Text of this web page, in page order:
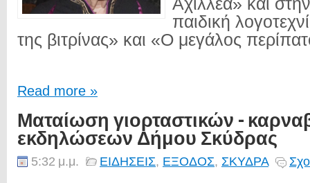
Αχιλλέα» και
παιδική
της βιτρίνας» και «Ο μεγάλος
Read more »
Ματαίωση γιορταστικών -
εκδηλώσεων Δήμου Σκύδρας
5:32 μ.μ. ΕΙΔΗΣΕΙΣ, ΕΞΟΔΟΣ, ΣΚΥΔΡΑ